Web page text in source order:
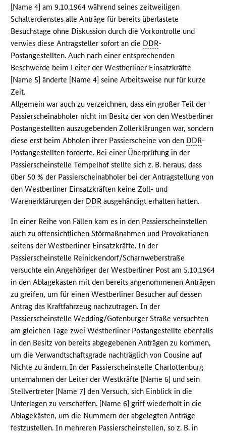
[Name 4] am 9.10.1964 während seines zeitweiligen
Schalterdienstes alle Anträge für bereits überlastete
Besuchstage ohne Diskussion durch die Vorkontrolle und
verwies diese Antragsteller sofort an die DDR-
Postangestellten. Auch nach einer entsprechenden
Beschwerde beim Leiter der Westberliner Einsatzkräfte
[Name 5] änderte [Name 4] seine Arbeitsweise nur für kurze
Zeit.
Allgemein war auch zu verzeichnen, dass ein großer Teil der
Passierscheinabholer nicht im Besitz der von den Westberliner
Postangestellten auszugebenden Zollerklärungen war, sondern
diese erst beim Abholen ihrer Passierscheine von den DDR-
Postangestellten forderte. Bei einer Überprüfung in der
Passierscheinstelle Tempelhof stellte sich z. B. heraus, dass
über 50 % der Passierscheinabholer bei der Antragstellung von
den Westberliner Einsatzkräften keine Zoll- und
Warenerklärungen der DDR ausgehändigt erhalten hatten.
In einer Reihe von Fällen kam es in den Passierscheinstellen
auch zu offensichtlichen Störmaßnahmen und Provokationen
seitens der Westberliner Einsatzkräfte. In der
Passierscheinstelle Reinickendorf/Scharnweberstraße
versuchte ein Angehöriger der Westberliner Post am 5.10.1964
in den Ablagekasten mit den bereits angenommenen Anträgen
zu greifen, um für einen Westberliner Besucher auf dessen
Antrag das Kraftfahrzeug nachzutragen. In der
Passierscheinstelle Wedding/Gotenburger Straße versuchten
am gleichen Tage zwei Westberliner Postangestellte ebenfalls
in den Besitz von bereits abgegebenen Anträgen zu kommen,
um die Verwandtschaftsgrade nachträglich von Cousine auf
Nichte zu ändern. In der Passierscheinstelle Charlottenburg
unternahmen der Leiter der Westkräfte [Name 6] und sein
Stellvertreter [Name 7] den Versuch, sich Einblick in die
Unterlagen zu verschaffen. [Name 6] griff wiederholt in die
Ablagekästen, um die Nummern der abgelegten Anträge
festzustellen. In mehreren Passierscheinstellen, so z. B. in